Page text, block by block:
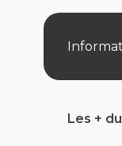
Pour
S0310T
S0360T
Les +